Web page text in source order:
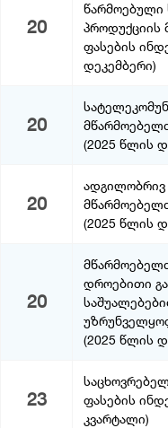
20
წარმოებული
პროდუქციის
ფასების
დეკემბერი)
20
(2025 წლის
20
ადგილობრივ
(2025 წლის
20
დროებითი
(2025 წლის
23
ფასების
კვარტალი)